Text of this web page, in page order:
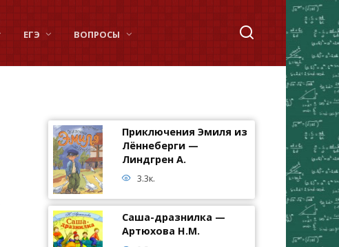
ЕГЭ ВОПРОСЫ
Приключения Эмиля из
Лённеберги —
Линдгрен А.
3.3к.
Саша-дразнилка —
Артюхова Н.М.